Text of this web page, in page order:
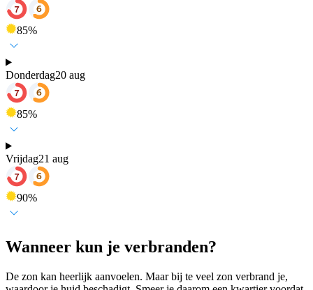
85%
Donderdag20 aug
85%
Vrijdag21 aug
90%
Wanneer kun je verbranden?
De zon kan heerlijk aanvoelen. Maar bij te veel zon verbrand je,